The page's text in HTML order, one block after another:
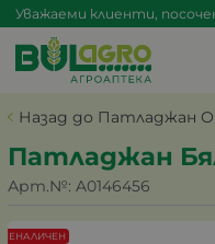
Уважаеми клиенти,
Назад до Патладжан
Патладжан
Арт.№: A0146456
НЕНАЛИЧЕН